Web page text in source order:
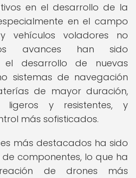
en el desarrollo de la
en el campo
vehículos voladores no
avances han sido
el desarrollo de nuevas
sistemas de navegación
de mayor duración,
ligeros y resistentes, y
más sofisticados.
más destacados ha sido
componentes, lo que ha
de drones más